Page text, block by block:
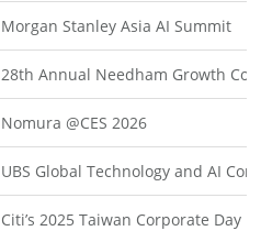
Morgan Stanley Asia AI Summit
28th Annual Needham Growth
Nomura @CES 2026
UBS Global Technology and AI
Citi’s 2025 Taiwan Corporate Day